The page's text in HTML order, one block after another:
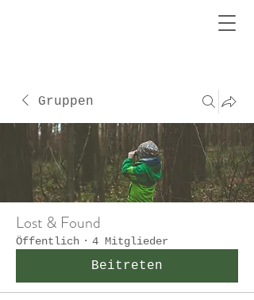
Gruppen
Lost & Found
Öffentlich · 4 Mitglieder
Beitreten